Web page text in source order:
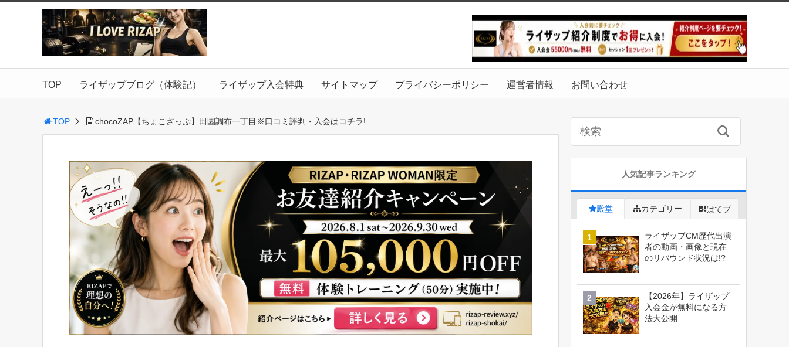
TOP ライザップブログ（体験記） ライザップ入会特典 サイトマップ プライバシーポリシー 運営者情報 お問い合わせ
TOP chocoZAP【ちょこざっぷ】田園調布一丁目※口コミ評判・入会はコチラ!
人気記事ランキング
殿堂 カテゴリー はてブ
ライザップCM歴代出演
者の動画・画像と現在
のリバウンド状況は!?
【2026年】ライザップ
入会金が無料になる方
法大公開